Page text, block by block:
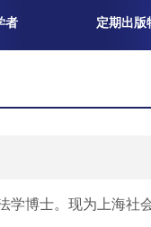
者 定期出版
博士。现为上海社